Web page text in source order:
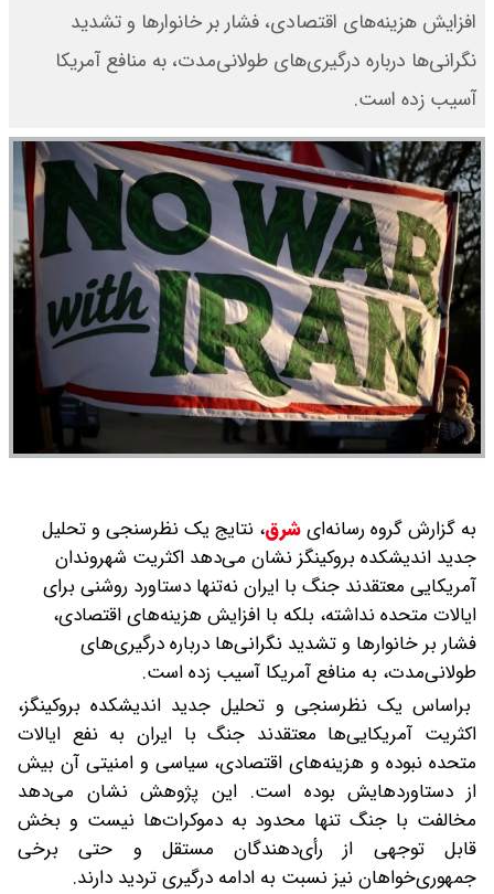
افزایش هزینه‌های اقتصادی، فشار بر خانوارها و تشدید
نگرانی‌ها درباره درگیری‌های طولانی‌مدت، به منافع آمریکا
آسیب زده است.
به گزارش گروه رسانه‌ایشرق، نتایج یک نظرسنجی و تحلیل
جدید اندیشکده بروکینگز نشان می‌دهد اکثریت شهروندان
آمریکایی معتقدند جنگ با ایران نه‌تنها دستاورد روشنی برای
ایالات متحده نداشته، بلکه با افزایش هزینه‌های اقتصادی،
فشار بر خانوارها و تشدید نگرانی‌ها درباره درگیری‌های
طولانی‌مدت، به منافع آمریکا آسیب زده است.
براساس یک نظرسنجی و تحلیل جدید اندیشکده بروکینگز،
اکثریت آمریکایی‌ها معتقدند جنگ با ایران به نفع ایالات
متحده نبوده و هزینه‌های اقتصادی، سیاسی و امنیتی آن بیش
از دستاوردهایش بوده است. این پژوهش نشان می‌دهد
مخالفت با جنگ تنها محدود به دموکرات‌ها نیست و بخش
قابل توجهی از رأی‌دهندگان مستقل و حتی برخی
جمهوری‌خواهان نیز نسبت به ادامه درگیری تردید دارند.